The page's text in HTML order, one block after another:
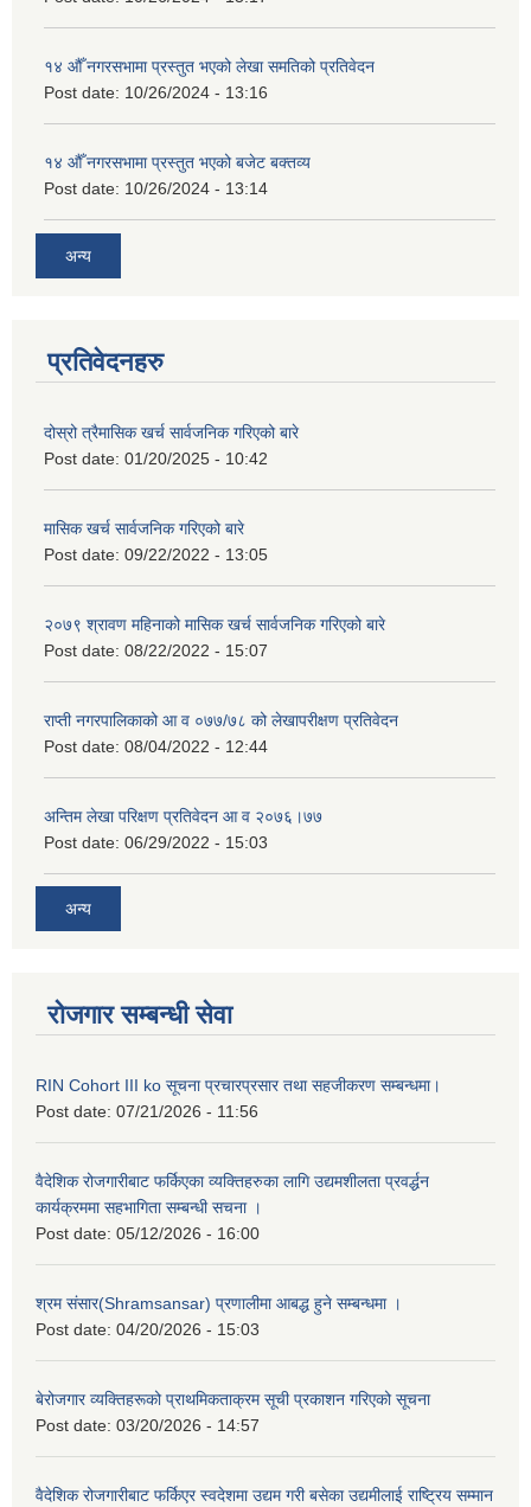
१४ औँ नगरसभामा प्रस्तुत भएको लेखा समतिको प्रतिवेदन
Post date: 10/26/2024 - 13:16
१४ औँ नगरसभामा प्रस्तुत भएको बजेट बक्तव्य
Post date: 10/26/2024 - 13:14
अन्य
प्रतिवेदनहरु
दोस्रो त्रैमासिक खर्च सार्वजनिक गरिएको बारे
Post date: 01/20/2025 - 10:42
मासिक खर्च सार्वजनिक गरिएको बारे
Post date: 09/22/2022 - 13:05
२०७९ श्रावण महिनाको मासिक खर्च सार्वजनिक गरिएको बारे
Post date: 08/22/2022 - 15:07
राप्ती नगरपालिकाको आ व ०७७/७८ को लेखापरीक्षण प्रतिवेदन
Post date: 08/04/2022 - 12:44
अन्तिम लेखा परिक्षण प्रतिवेदन आ व २०७६।७७
Post date: 06/29/2022 - 15:03
अन्य
रोजगार सम्बन्धी सेवा
RIN Cohort III ko सूचना प्रचारप्रसार तथा सहजीकरण सम्बन्धमा।
Post date: 07/21/2026 - 11:56
वैदेशिक रोजगारीबाट फर्किएका व्यक्तिहरुका लागि उद्यमशीलता प्रवर्द्धन
कार्यक्रममा सहभागिता सम्बन्धी सचना ।
Post date: 05/12/2026 - 16:00
श्रम संसार(Shramsansar) प्रणालीमा आबद्ध हुने सम्बन्धमा ।
Post date: 04/20/2026 - 15:03
बेरोजगार व्यक्तिहरूको प्राथमिकताक्रम सूची प्रकाशन गरिएको सूचना
Post date: 03/20/2026 - 14:57
वैदेशिक रोजगारीबाट फर्किएर स्वदेशमा उद्यम गरी बसेका उद्यमीलाई राष्ट्रिय सम्मान